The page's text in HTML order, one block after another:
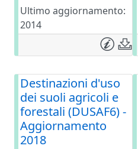
Ultimo aggiornamento:
2014
Destinazioni d'uso
dei suoli agricoli e
forestali (DUSAF6) -
Aggiornamento
2018